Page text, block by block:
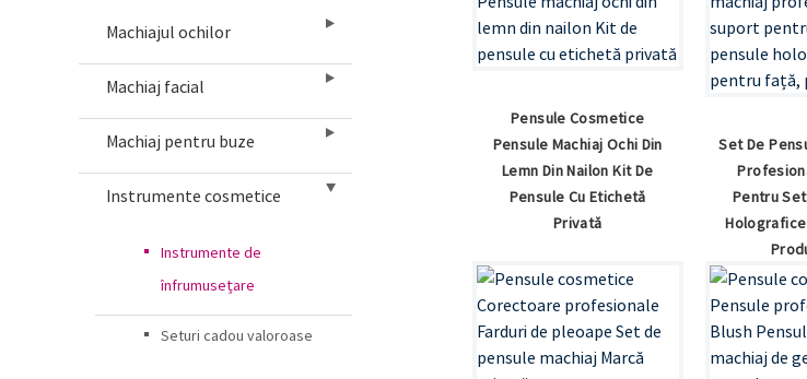
Machiajul ochilor
Machiaj facial
Machiaj pentru buze
Instrumente cosmetice
Instrumente de
înfrumusețare
Seturi cadou valoroase
Pensule Cosmetice
Pensule Machiaj Ochi Din
Lemn Din Nailon Kit De
Pensule Cu Etichetă
Privată
Set De
Pentru